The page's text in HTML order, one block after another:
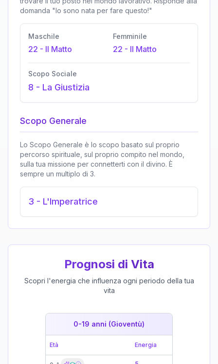
domanda "Io sono nata per fare questo!"
Maschile
22 - Il Matto
Femminile
22 - Il Matto
Scopo Sociale
8 - La Giustizia
Scopo Generale
Lo Scopo Generale è lo scopo basato sul proprio
percorso spirituale, sul proprio compito nel mondo,
sulla tua missione per connetterti con il divino. È
sempre un multiplo di 3.
3 - L'Imperatrice
Prognosi di Vita
Scopri l'energia che influenza ogni periodo della tua
vita
0-19 anni (Gioventù)
Età Energia